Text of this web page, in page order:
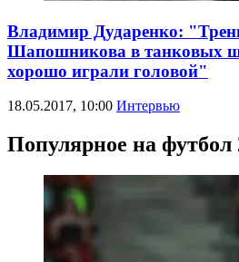
Владимир Дударенко:
Шапошникова в танковых
хорошо играли головой"
18.05.2017, 10:00 Интервью
Популярное на футбол